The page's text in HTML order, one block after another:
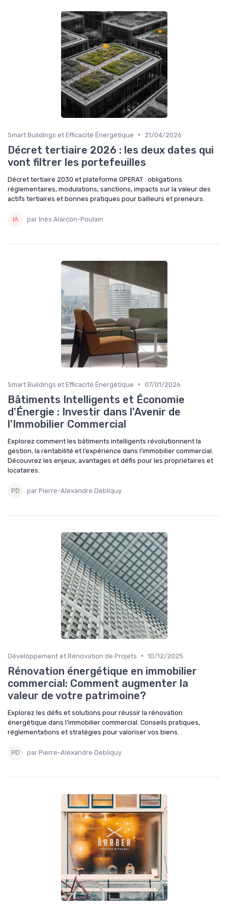
Smart Buildings et Efficacité Énergétique • 21/04/2026
Décret tertiaire 2026 : les deux dates qui
vont filtrer les portefeuilles
Décret tertiaire 2030 et plateforme OPERAT : obligations
réglementaires, modulations, sanctions, impacts sur la valeur des
actifs tertiaires et bonnes pratiques pour bailleurs et preneurs.
par Inès Alarcón-Poulain
Smart Buildings et Efficacité Énergétique • 07/01/2026
Bâtiments Intelligents et Économie
d'Énergie : Investir dans l'Avenir de
l'Immobilier Commercial
Explorez comment les bâtiments intelligents révolutionnent la
gestion, la rentabilité et l’expérience dans l’immobilier commercial.
Découvrez les enjeux, avantages et défis pour les propriétaires et
locataires.
par Pierre-Alexandre Debliquy
Développement et Rénovation de Projets • 10/12/2025
Rénovation énergétique en immobilier
commercial: Comment augmenter la
valeur de votre patrimoine?
Explorez les défis et solutions pour réussir la rénovation
énergétique dans l’immobilier commercial. Conseils pratiques,
réglementations et stratégies pour valoriser vos biens.
par Pierre-Alexandre Debliquy